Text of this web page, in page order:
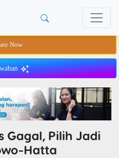
Now
Gagal, Pilih Jadi
Hatta